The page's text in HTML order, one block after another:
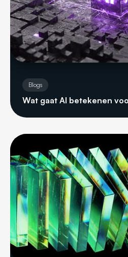
Blogs
Wat gaat AI betekenen